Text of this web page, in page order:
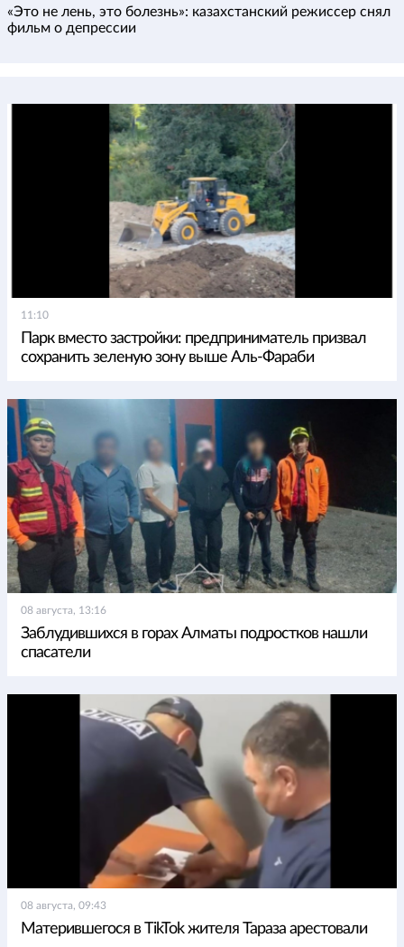
«Это не лень, это болезнь»: казахстанский режиссер снял
фильм о депрессии
11:10
Парк вместо застройки: предприниматель призвал
сохранить зеленую зону выше Аль-Фараби
08 августа, 13:16
Заблудившихся в горах Алматы подростков нашли
спасатели
08 августа, 09:43
Матерившегося в TikTok жителя Тараза арестовали